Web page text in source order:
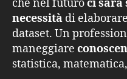
che nel futuroci sarà
necessità di
dataset. Un
maneggiare
statistica,